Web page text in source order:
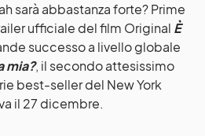
sarà abbastanza forte? Prime
ufficiale del film Original È
successo a livello globale
mia?, il secondo attesissimo
best-seller del New York
il 27 dicembre.